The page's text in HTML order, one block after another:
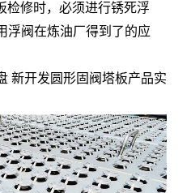
检修时，必须进行锈死浮
浮阀在炼油厂得到了的应
新开发圆形固阀塔板产品实